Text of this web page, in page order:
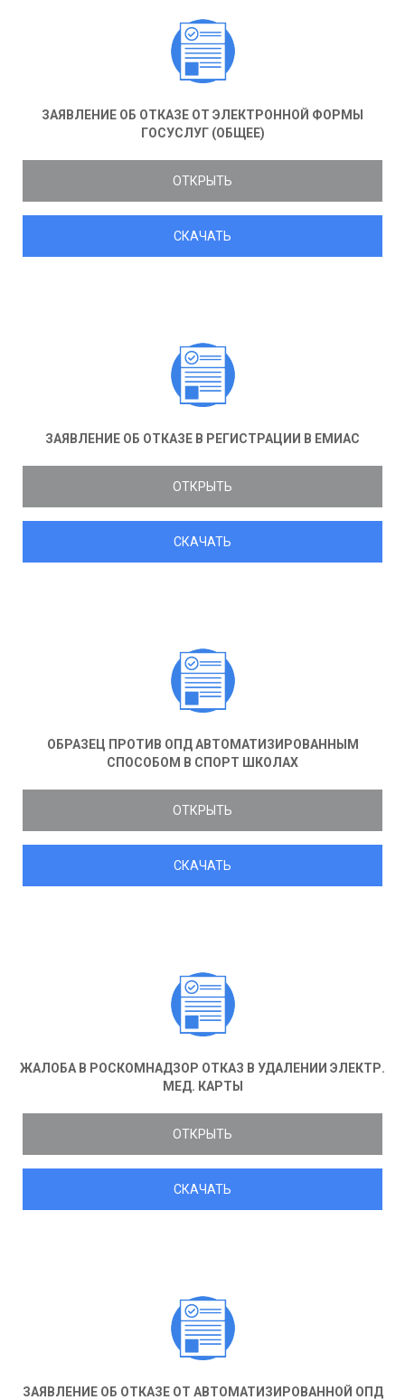
ЗАЯВЛЕНИЕ ОБ ОТКАЗЕ ОТ ЭЛЕКТРОННОЙ ФОРМЫ
ГОСУСЛУГ (ОБЩЕЕ)
ОТКРЫТЬ
СКАЧАТЬ
ЗАЯВЛЕНИЕ ОБ ОТКАЗЕ В РЕГИСТРАЦИИ В ЕМИАС
ОТКРЫТЬ
СКАЧАТЬ
ОБРАЗЕЦ ПРОТИВ ОПД АВТОМАТИЗИРОВАННЫМ
СПОСОБОМ В СПОРТ ШКОЛАХ
ОТКРЫТЬ
СКАЧАТЬ
ЖАЛОБА В РОСКОМНАДЗОР ОТКАЗ В УДАЛЕНИИ ЭЛЕКТР.
МЕД. КАРТЫ
ОТКРЫТЬ
СКАЧАТЬ
ЗАЯВЛЕНИЕ ОБ ОТКАЗЕ ОТ АВТОМАТИЗИРОВАННОЙ ОПД